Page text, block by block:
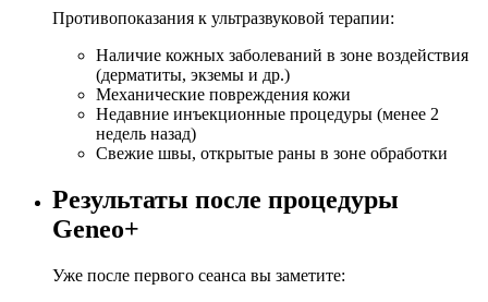
Противопоказания к ультразвуковой терапии:
Наличие кожных заболеваний в зоне воздействия
(дерматиты, экземы и др.)
Механические повреждения кожи
Недавние инъекционные процедуры (менее 2
недель назад)
Свежие швы, открытые раны в зоне обработки
Результаты после процедуры
Geneo+
Уже после первого сеанса вы заметите: